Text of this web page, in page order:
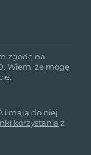
zgodę na
Wiem, że mogę
i mają do niej
korzystania z